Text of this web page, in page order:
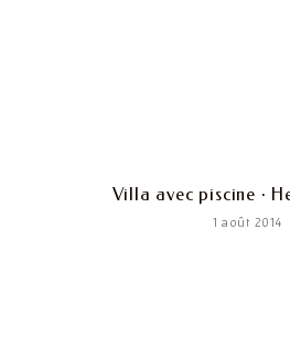
Villa avec piscine ·
1 août 2014